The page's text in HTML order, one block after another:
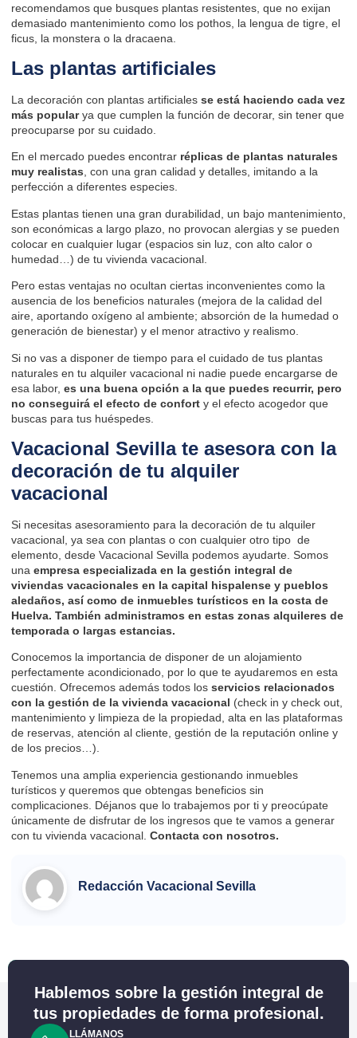
recomendamos que busques plantas resistentes, que no exijan
demasiado mantenimiento como los pothos, la lengua de tigre, el
ficus, la monstera o la dracaena.
Las plantas artificiales
La decoración con plantas artificiales se está haciendo cada vez
más popularya que cumplen la función de decorar, sin tener que
preocuparse por su cuidado.
En el mercado puedes encontrar réplicas de plantas naturales
muy realistas, con una gran calidad y detalles, imitando a la
perfección a diferentes especies.
Estas plantas tienen una gran durabilidad, un bajo mantenimiento,
son económicas a largo plazo, no provocan alergias y se pueden
colocar en cualquier lugar (espacios sin luz, con alto calor o
humedad…) de tu vivienda vacacional.
Pero estas ventajas no ocultan ciertas inconvenientes como la
ausencia de los beneficios naturales (mejora de la calidad del
aire, aportando oxígeno al ambiente; absorción de la humedad o
generación de bienestar) y el menor atractivo y realismo.
Si no vas a disponer de tiempo para el cuidado de tus plantas
naturales en tu alquiler vacacional ni nadie puede encargarse de
esa labor, es una buena opción a la que puedes recurrir, pero
no conseguirá el efecto de confort y el efecto acogedor que
buscas para tus huéspedes.
Vacacional Sevilla te asesora con la
decoración de tu alquiler
vacacional
Si necesitas asesoramiento para la decoración de tu alquiler
vacacional, ya sea con plantas o con cualquier otro tipo de
elemento, desde Vacacional Sevilla podemos ayudarte. Somos
una empresa especializada en la gestión integral de
viviendas vacacionales en la capital hispalense y pueblos
aledaños, así como de inmuebles turísticos en la costa de
Huelva. También administramos en estas zonas alquileres de
temporada o largas estancias.
Conocemos la importancia de disponer de un alojamiento
perfectamente acondicionado, por lo que te ayudaremos en esta
cuestión. Ofrecemos además todos los servicios relacionados
con la gestión de la vivienda vacacional (check in y check out,
mantenimiento y limpieza de la propiedad, alta en las plataformas
de reservas, atención al cliente, gestión de la reputación online y
de los precios…).
Tenemos una amplia experiencia gestionando inmuebles
turísticos y queremos que obtengas beneficios sin
complicaciones. Déjanos que lo trabajemos por ti y preocúpate
únicamente de disfrutar de los ingresos que te vamos a generar
con tu vivienda vacacional. Contacta con nosotros.
Redacción Vacacional Sevilla
Hablemos sobre la gestión integral de
tus propiedades de forma profesional.
LLÁMANOS